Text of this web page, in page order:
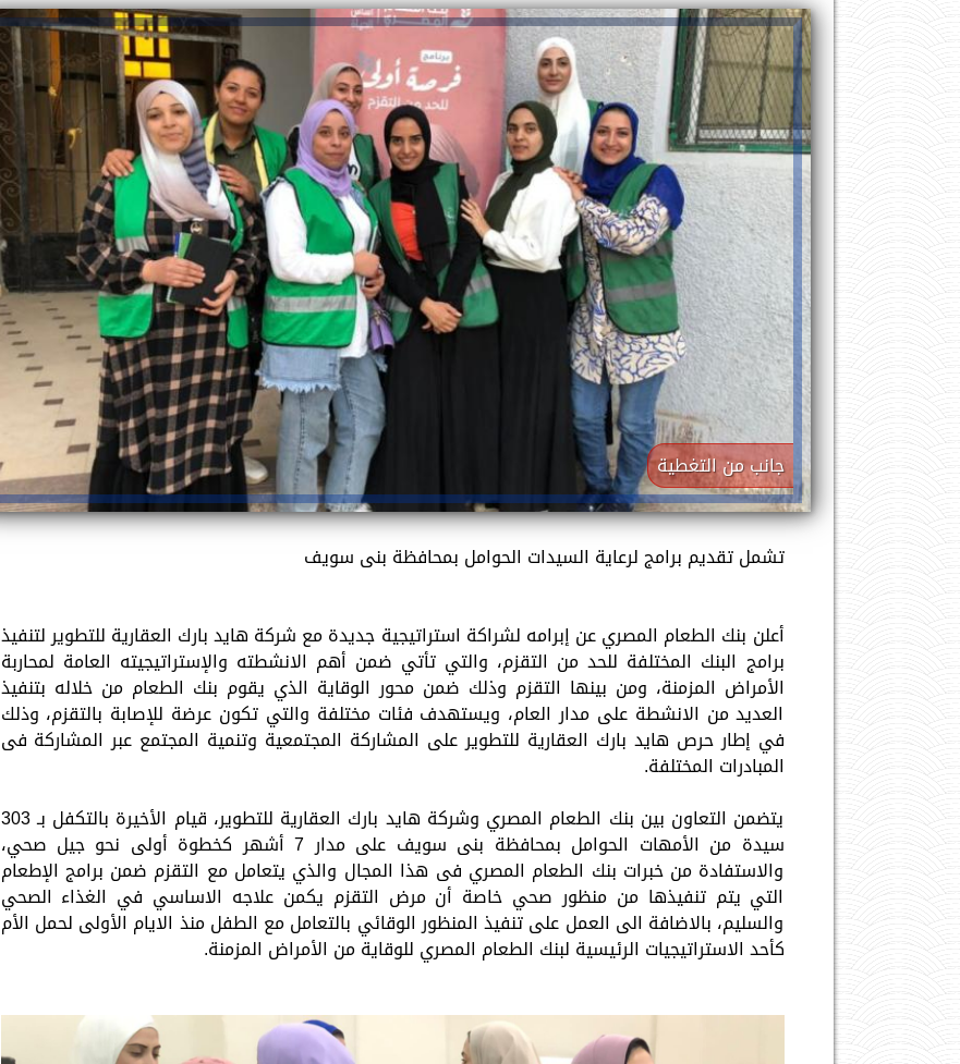
جانب من التغطية
تشمل تقديم برامج لرعاية السيدات الحوامل بمحافظة بنى سويف
أعلن بنك الطعام المصري عن إبرامه لشراكة استراتيجية جديدة مع شركة هايد بارك العقارية للتطوير لتنفيذ
برامج البنك المختلفة للحد من التقزم، والتي تأتي ضمن أهم الانشطته والإستراتيجيته العامة لمحاربة
الأمراض المزمنة، ومن بينها التقزم وذلك ضمن محور الوقاية الذي يقوم بنك الطعام من خلاله بتنفيذ
العديد من الانشطة على مدار العام، ويستهدف فئات مختلفة والتي تكون عرضة للإصابة بالتقزم، وذلك
في إطار حرص هايد بارك العقارية للتطوير على المشاركة المجتمعية وتنمية المجتمع عبر المشاركة فى
المبادرات المختلفة.
يتضمن التعاون بين بنك الطعام المصري وشركة هايد بارك العقارية للتطوير، قيام الأخيرة بالتكفل بـ 303
سيدة من الأمهات الحوامل بمحافظة بنى سويف على مدار 7 أشهر كخطوة أولى نحو جيل صحي،
والاستفادة من خبرات بنك الطعام المصري فى هذا المجال والذي يتعامل مع التقزم ضمن برامج الإطعام
التي يتم تنفيذها من منظور صحي خاصة أن مرض التقزم يكمن علاجه الاساسي في الغذاء الصحي
والسليم، بالاضافة الى العمل على تنفيذ المنظور الوقائي بالتعامل مع الطفل منذ الايام الأولى لحمل الأم
كأحد الاستراتيجيات الرئيسية لبنك الطعام المصري للوقاية من الأمراض المزمنة.